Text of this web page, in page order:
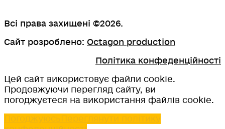
Всі права захищені ©2026.
Сайт розроблено: Octagon production
Політика конфеденційності
Цей сайт використовує файли cookie.
Продовжуючи перегляд сайту, ви
погоджуєтеся на використання файлів cookie.